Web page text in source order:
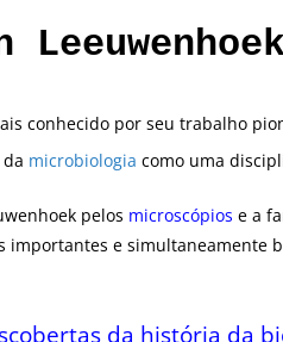
Leeuwenhoek
conhecido por seu trabalho
microbiologia como uma
pelos microscópios e a
importantes e simultaneamente
da história da